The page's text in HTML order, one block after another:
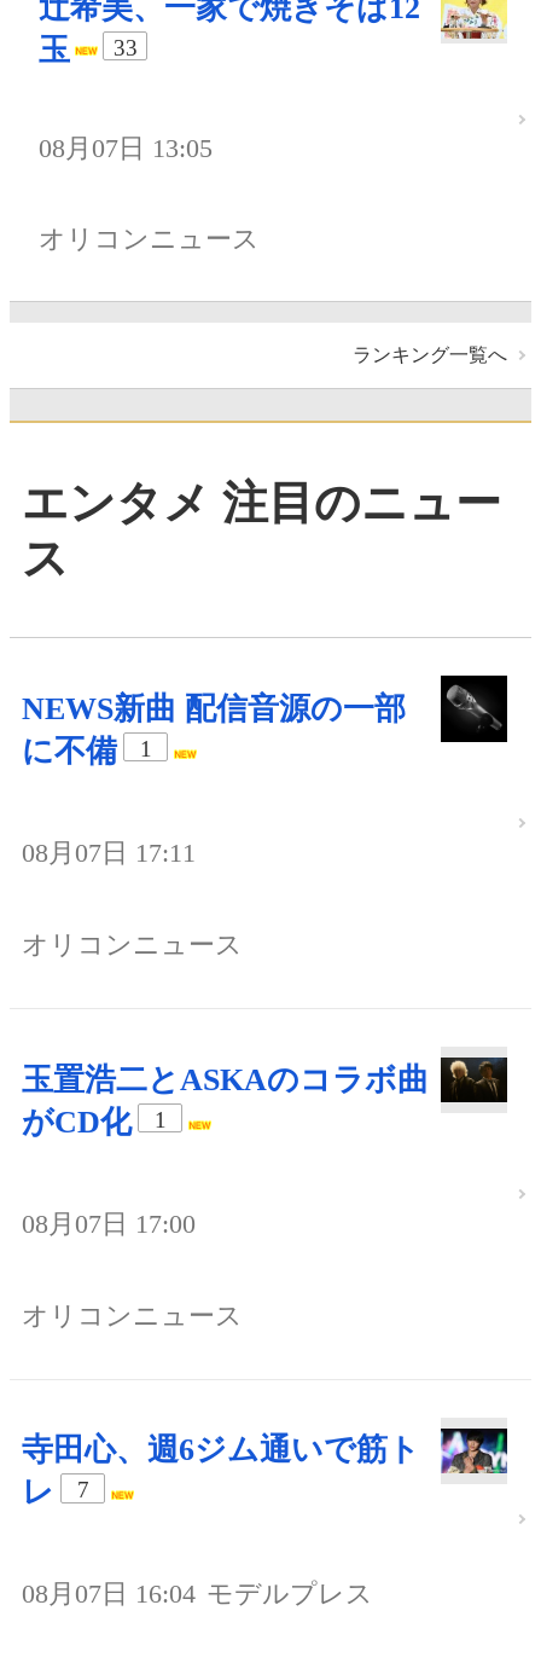
辻希美、一家で焼きそば12
玉
33
08月07日 13:05
オリコンニュース
ランキング一覧へ
エンタメ 注目のニュー
ス
NEWS新曲 配信音源の一部
に不備
1
08月07日 17:11
オリコンニュース
玉置浩二とASKAのコラボ曲
がCD化
1
08月07日 17:00
オリコンニュース
寺田心、週6ジム通いで筋ト
レ
7
08月07日 16:04 モデルプレス